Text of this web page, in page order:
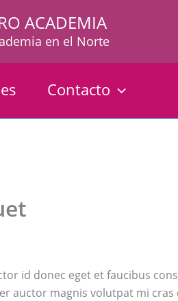
ACADEMIA
en el Norte
Contacto
id donec eget et faucibus
auctor magnis volutpat mi